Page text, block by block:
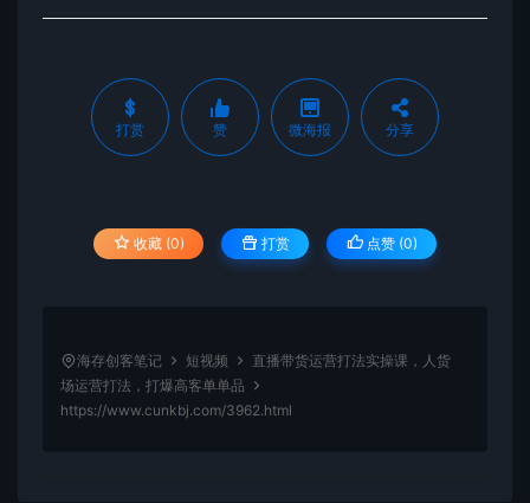
打赏 赞 微海报 分享
收藏 (0) 打赏 点赞 (0)
海存创客笔记 短视频
直播带货运营打法实操课，人货
场运营打法，打爆高客单单品
https://www.cunkbj.com/3962.html